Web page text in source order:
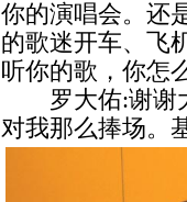
你的演唱会。还
的歌迷开车、飞
听你的歌，你怎
罗大佑:谢谢大
对我那么捧场。